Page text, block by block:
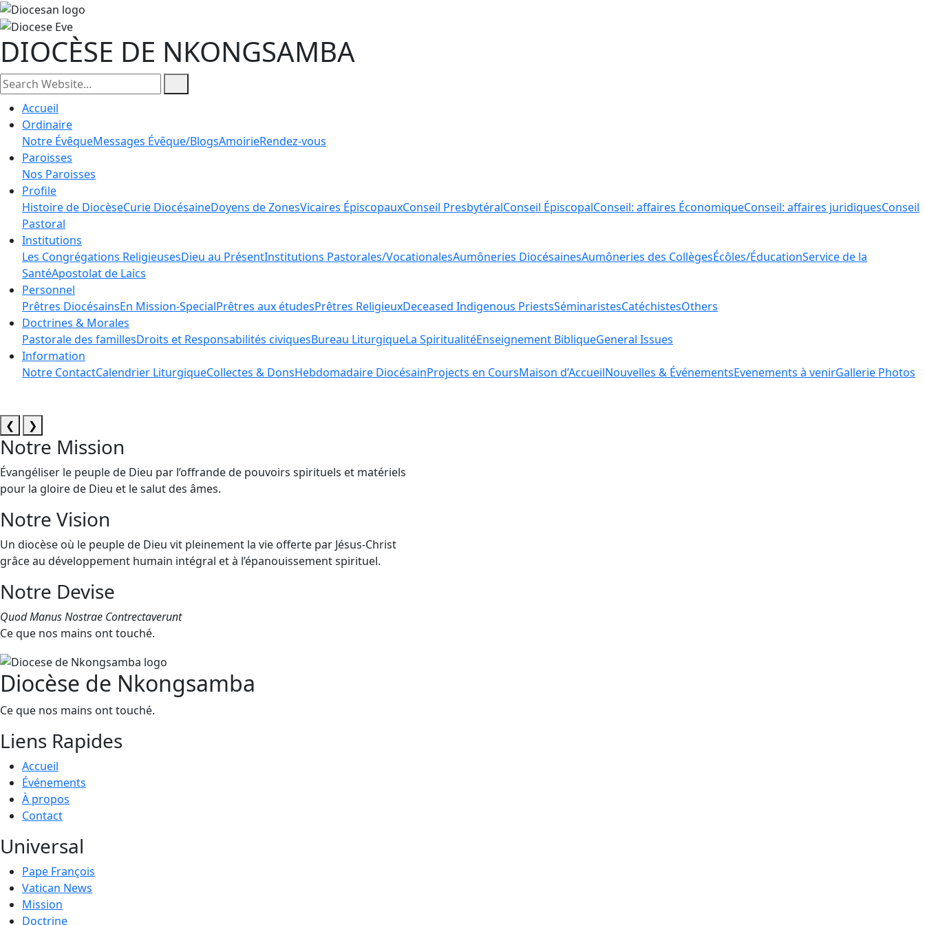
DIOCÈSE DE NKONGSAMBA
Accueil
Ordinaire
Notre ÉvêqueMessages Évêque/BlogsAmoirieRendez-vous
Paroisses
Nos Paroisses
Profile
Histoire de DiocèseCurie DiocésaineDoyens de ZonesVicaires ÉpiscopauxConseil PresbytéralConseil ÉpiscopalConseil: affaires ÉconomiqueConseil: affaires juridiquesConseil
Pastoral
Institutions
Les Congrégations ReligieusesDieu au PrésentInstitutions Pastorales/VocationalesAumôneries DiocésainesAumôneries des CollègesÉcôles/ÉducationService de la
SantéApostolat de Laics
Personnel
Prêtres DiocésainsEn Mission-SpecialPrêtres aux étudesPrêtres ReligieuxDeceased Indigenous PriestsSéminaristesCatéchistesOthers
Doctrines & Morales
Pastorale des famillesDroits et Responsabilités civiquesBureau LiturgiqueLa SpiritualitéEnseignement BibliqueGeneral Issues
Information
Notre ContactCalendrier LiturgiqueCollectes & DonsHebdomadaire DiocésainProjects en CoursMaison d’AccueilNouvelles & ÉvénementsEvenements à venirGallerie Photos
❮ ❯
Notre Mission
Évangéliser le peuple de Dieu par l’offrande de pouvoirs spirituels et matériels
pour la gloire de Dieu et le salut des âmes.
Notre Vision
Un diocèse où le peuple de Dieu vit pleinement la vie offerte par Jésus-Christ
grâce au développement humain intégral et à l’épanouissement spirituel.
Notre Devise
Quod Manus Nostrae Contrectaverunt
Ce que nos mains ont touché.
Diocèse de Nkongsamba
Ce que nos mains ont touché.
Liens Rapides
Accueil
Événements
À propos
Contact
Universal
Pape François
Vatican News
Mission
Doctrine